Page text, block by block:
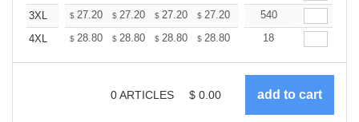
3XL
$ 27.20 $ 27.20 $ 27.20 $ 27.20 27.20
540
4XL
$ 28.80 $ 28.80 $ 28.80 $ 28.80 28.80
18
0ARTICLES $ 0.00